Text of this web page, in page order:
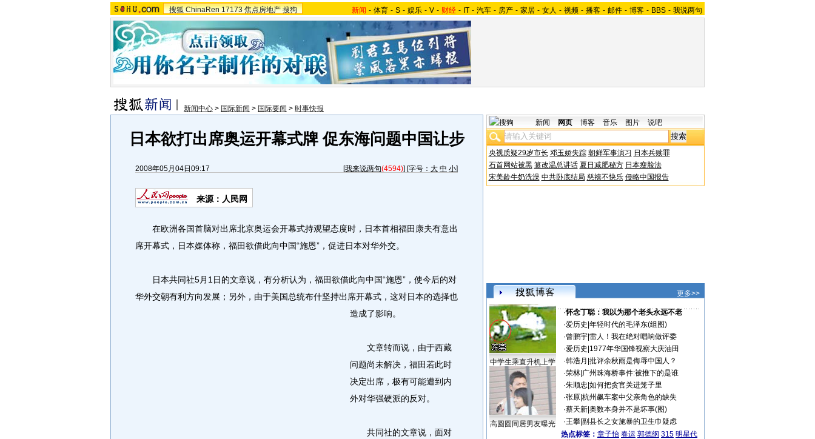
搜狐 ChinaRen 17173 焦点房地产 搜狗 新闻 - 体育 - S - 娱乐 - V - 财经 - IT - 汽车 - 房产 - 家居 - 女人 - 视频 - 播客 - 邮件 - 博客 - BBS - 我说两句
新闻中心 > 国际新闻 > 国际要闻 > 时事快报
日本欲打出席奥运开幕式牌 促东海问题中国让步
2008年05月04日09:17 [我来说两句(4594)] [字号： 大 中 小]
来源：人民网
在欧洲各国首脑对出席北京奥运会开幕式持观望态度时，日本首相福田康夫有意出
席开幕式，日本媒体称，福田欲借此向中国“施恩”，促进日本对华外交。
日本共同社5月1日的文章说，有分析认为，福田欲借此向中国“施恩”，使今后的对
华外交朝有利方向发展；另外，由于美国总统布什坚持出席开幕式，这对日本的选择也
造成了影响。
文章转而说，由于西藏
问题尚未解决，福田若此时
决定出席，极有可能遭到内
外对华强硬派的反对。
共同社的文章说，面对
新闻 网页 博客 音乐 图片 说吧
央视质疑29岁市长 邓玉娇失踪 朝鲜军事演习 日本兵赎罪
石首网站被黑 篡改温总讲话 夏日减肥秘方 日本瘦脸法
宋美龄牛奶洗澡 中共卧底结局 慈禧不快乐 侵略中国报告
更多>>
中学生乘直升机上学
高圆圆同居男友曝光
·怀念丁聪：我以为那个老头永远不老
·爱历史 年轻时代的毛泽东(组图)
·曾鹏宇| 雷人！我在绝对唱响做评委
·爱历史 1977年华国锋视察大庆油田
·韩浩月 批评余秋雨是侮辱中国人？
·荣林| 广州珠海桥事件:被推下的是谁
·朱顺忠 如何把贪官关进笼子里
·张原| 杭州飙车案中父亲角色的缺失
·蔡天新| 奥数本身并不是坏事(图)
·王攀| 副县长之女施暴的卫生巾疑虑
热点标签： 章子怡 春运 郭德纲 315 明星代